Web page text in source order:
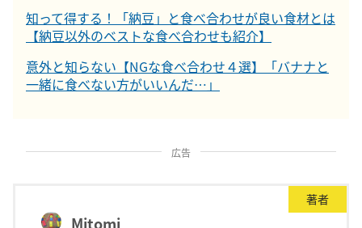
知って得する！「納豆」と食べ合わせが良い食材とは
【納豆以外のベストな食べ合わせも紹介】
意外と知らない【NGな食べ合わせ４選】「バナナと
一緒に食べない方がいいんだ…」
広告
著者
Mitomi